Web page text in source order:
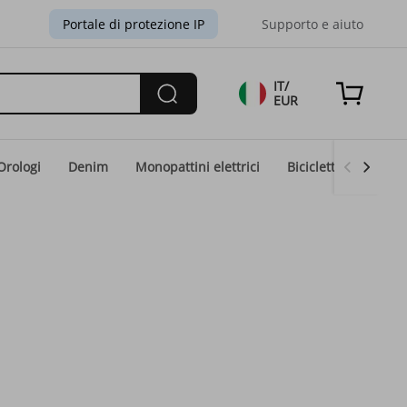
Portale di protezione IP Supporto e aiuto
IT/
EUR
Denim Monopattini elettrici Biciclette elettriche